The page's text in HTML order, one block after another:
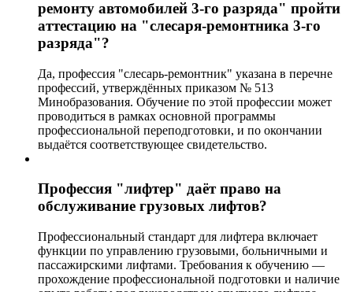
ремонту автомобилей 3-го разряда" пройти
аттестацию на "слесаря-ремонтника 3-го
разряда"?
Да, профессия "слесарь-ремонтник" указана в перечне
профессий, утверждённых приказом № 513
Минобразования. Обучение по этой профессии может
проводиться в рамках основной программы
профессиональной переподготовки, и по окончании
выдаётся соответствующее свидетельство.
Профессия "лифтер" даёт право на
обслуживание грузовых лифтов?
Профессиональный стандарт для лифтера включает
функции по управлению грузовыми, больничными и
пассажирскими лифтами. Требования к обучению —
прохождение профессиональной подготовки и наличие